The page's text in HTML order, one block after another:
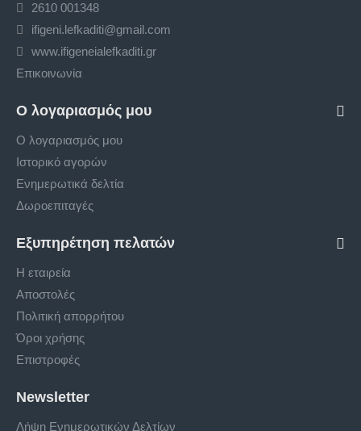
2610 001348
ifigeni.lefkaditi@gmail.com
www.ifigeneialefkaditi.gr
Επικοινωνία
Ο λογαριασμός μου
Ο λογαριασμός μου
Ιστορικό αγορών
Ενημερωτικά δελτία
Δωροεπιταγές
Εξυπηρέτηση πελατών
Η εταιρεία
Αποστολές
Πολιτική απορρήτου
Όροι χρήσης
Επιστροφές
Newsletter
Λήψη Ενημερωτικών Δελτίων